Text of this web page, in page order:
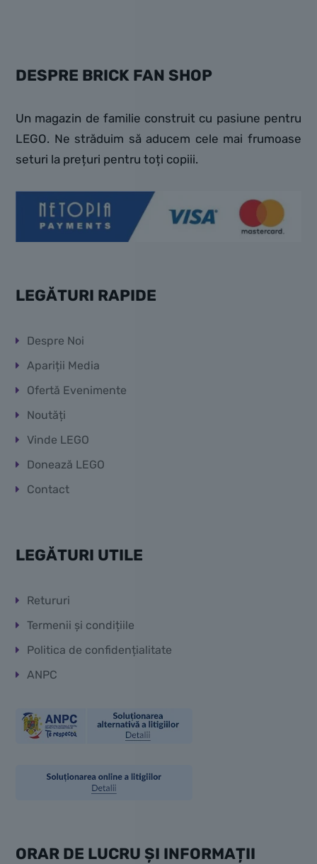
DESPRE BRICK FAN SHOP
Un magazin de familie construit cu pasiune pentru
LEGO. Ne străduim să aducem cele mai frumoase
seturi la prețuri pentru toți copiii.
LEGĂTURI RAPIDE
Despre Noi
Apariții Media
Ofertă Evenimente
Noutăți
Vinde LEGO
Donează LEGO
Contact
LEGĂTURI UTILE
Retururi
Termenii și condițiile
Politica de confidențialitate
ANPC
ORAR DE LUCRU ȘI INFORMAȚII